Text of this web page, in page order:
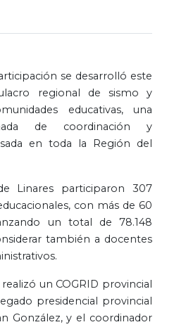
se desarrolló este
regional de sismo y
educativas, una
de coordinación y
en toda la Región del
Linares participaron 307
con más de 60
un total de 78.148
también a docentes
un COGRID provincial
presidencial provincial
González, y el coordinador